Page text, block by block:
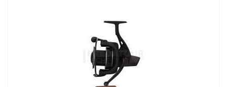
VOIR LE PRODUIT